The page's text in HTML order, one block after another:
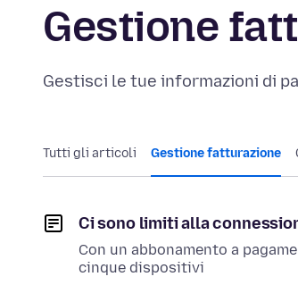
Gestione
Gestisci le tue informazioni di
Tutti gli articoli Gestione fatturazione
Ci sono limiti alla
Con un abbonamento a
cinque dispositivi